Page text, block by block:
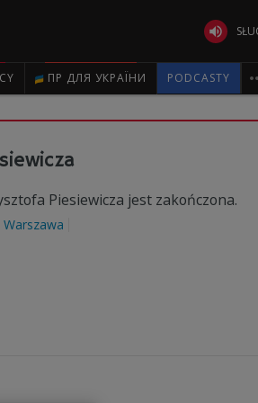

ПР ДЛЯ УКРАЇНИ PODCASTY
Piesiewicza jest zakończona.
Warszawa